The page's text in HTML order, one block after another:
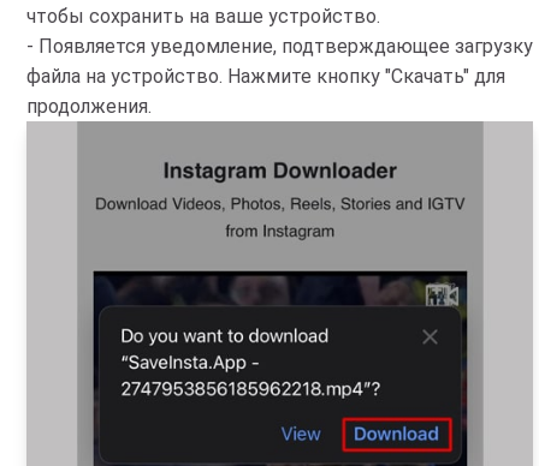
чтобы сохранить на ваше устройство.
- Появляется уведомление, подтверждающее загрузку
файла на устройство. Нажмите кнопку "Скачать" для
продолжения.